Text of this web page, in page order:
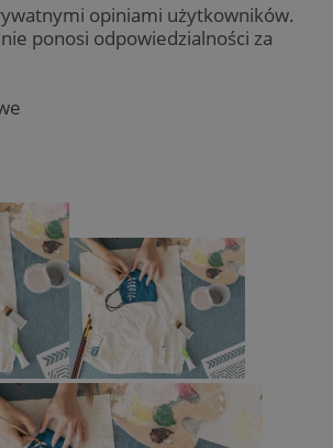
opiniami użytkowników.
ponosi odpowiedzialności za